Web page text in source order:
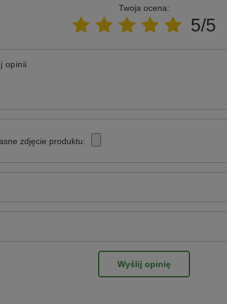
Twoja ocena:
5/5
opinii
zdjęcie produktu:
Wyślij opinię